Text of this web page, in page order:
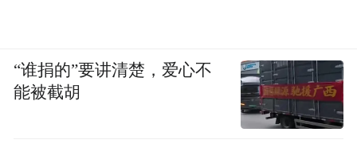
“谁捐的”要讲清楚，爱心不
能被截胡